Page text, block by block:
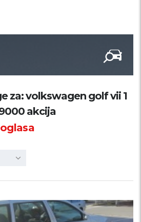
za: volkswagen golf vii 1
akcija